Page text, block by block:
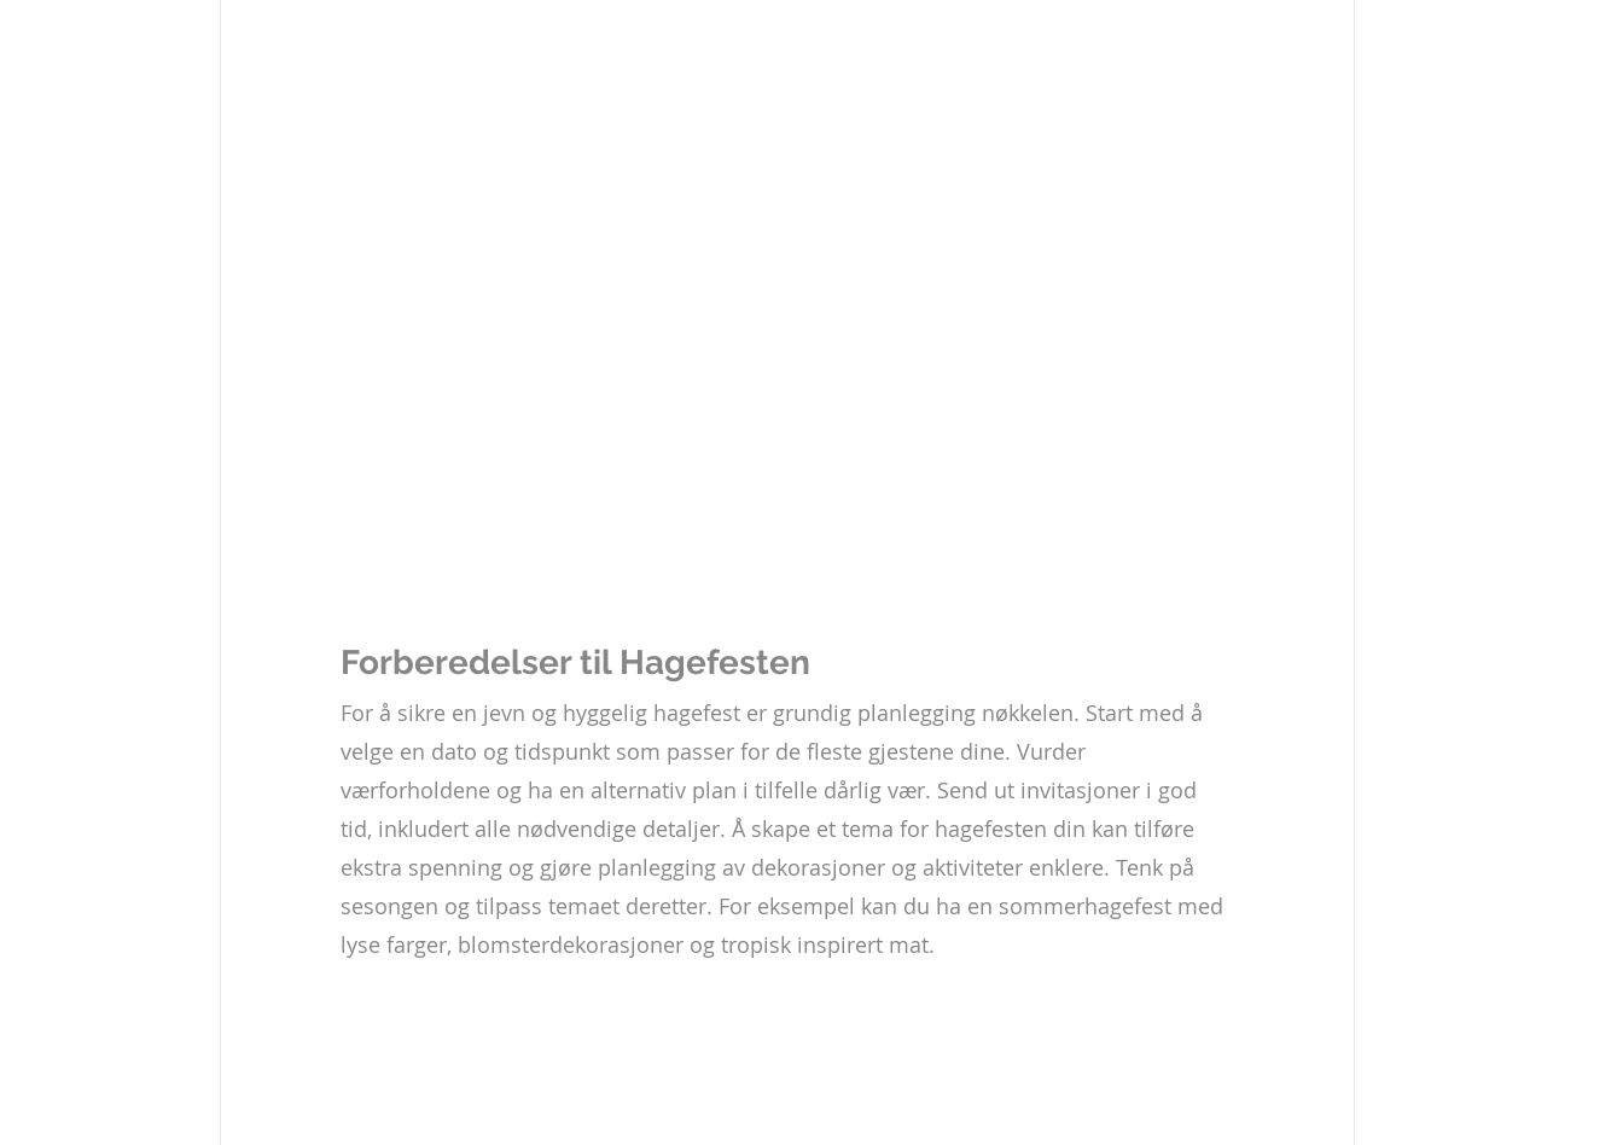
Forberedelser til Hagefesten
For å sikre en jevn og hyggelig hagefest er grundig planlegging nøkkelen. Start med å
velge en dato og tidspunkt som passer for de fleste gjestene dine. Vurder
værforholdene og ha en alternativ plan i tilfelle dårlig vær. Send ut invitasjoner i god
tid, inkludert alle nødvendige detaljer. Å skape et tema for hagefesten din kan tilføre
ekstra spenning og gjøre planlegging av dekorasjoner og aktiviteter enklere. Tenk på
sesongen og tilpass temaet deretter. For eksempel kan du ha en sommerhagefest med
lyse farger, blomsterdekorasjoner og tropisk inspirert mat.